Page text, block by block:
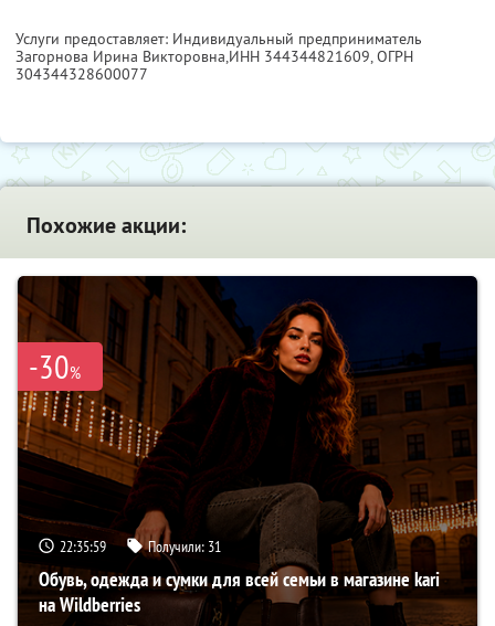
Услуги предоставляет: Индивидуальный предприниматель
Загорнова Ирина Викторовна,ИНН 344344821609, ОГРН
304344328600077
Похожие акции:
-30%
22:35:58 Получили: 31
Обувь, одежда и сумки для всей семьи в магазине kari
на Wildberries